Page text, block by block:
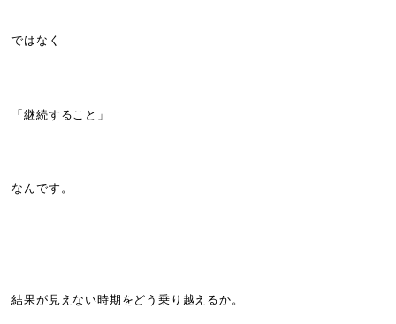
ではなく
「継続すること」
なんです。
結果が見えない時期をどう乗り越えるか。